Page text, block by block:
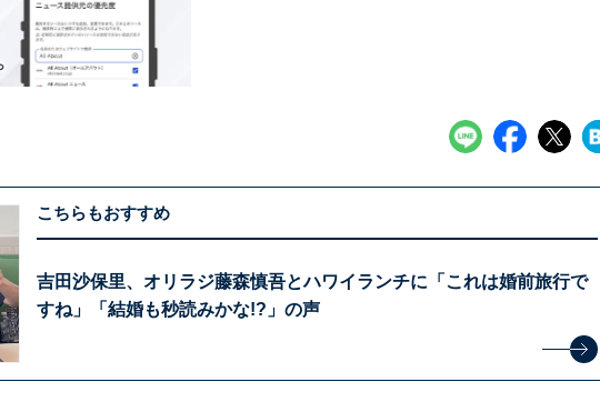
こちらもおすすめ
吉田沙保里、オリラジ藤森慎吾とハワイランチに「これは婚前旅行で
すね」「結婚も秒読みかな!?」の声